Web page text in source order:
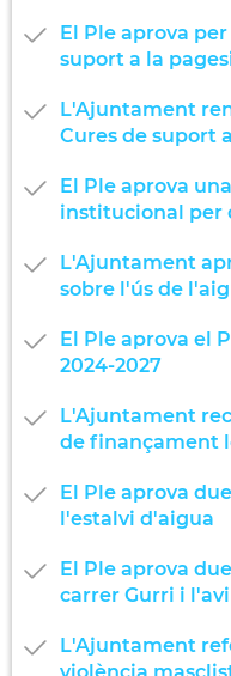
El Ple aprova
suport a la
L'Ajuntament
Cures de suport
El Ple aprova
institucional per
L'Ajuntament
sobre l'ús de
El Ple aprova el
2024-2027
L'Ajuntament
de finançament
El Ple aprova
l'estalvi d'aigua
El Ple aprova
carrer Gurri i
L'Ajuntament